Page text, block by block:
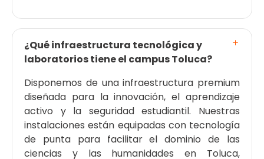
¿Qué infraestructura tecnológica y
laboratorios tiene el campus Toluca?
Disponemos de una infraestructura premium
diseñada para la innovación, el aprendizaje
activo y la seguridad estudiantil. Nuestras
instalaciones están equipadas con tecnología
de punta para facilitar el dominio de las
ciencias y las humanidades en Toluca,